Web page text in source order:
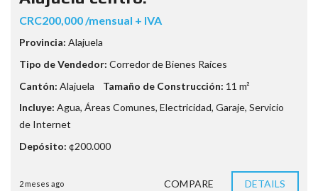
CRC200,000 /mensual + IVA
Provincia: Alajuela
Tipo de Vendedor: Corredor de Bienes Raíces
Cantón: Alajuela Tamaño de Construcción: 11 m²
Incluye: Agua, Áreas Comunes, Electricidad, Garaje, Servicio
de Internet
Depósito: ¢200.000
2 meses ago COMPARE DETAILS